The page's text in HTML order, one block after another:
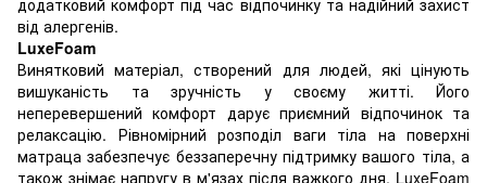
від алергенів.
LuxeFoam
Винятковий матеріал, створений для людей, які цінують
вишуканість та зручність у своєму житті. Його
неперевершений комфорт дарує приємний відпочинок та
релаксацію. Рівномірний розподіл ваги тіла на поверхні
матраца забезпечує беззаперечну підтримку вашого тіла, а
також знімає напругу в м'язах після важкого дня. LuxeFoam